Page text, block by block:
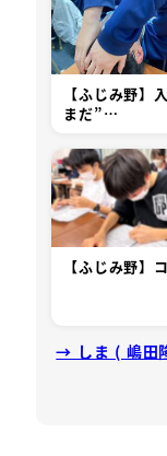
【ふじみ野】
まだ”…
【ふじみ野】
→ しま ( 嶋田